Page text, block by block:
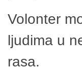
Volonter
ljudima u
rasa.